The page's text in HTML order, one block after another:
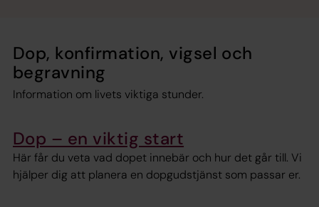
Dop, konfirmation, vigsel och
begravning
Information om livets viktiga stunder.
Dop – en viktig start
Här får du veta vad dopet innebär och hur det går till. Vi
hjälper dig att planera en dopgudstjänst som passar er.